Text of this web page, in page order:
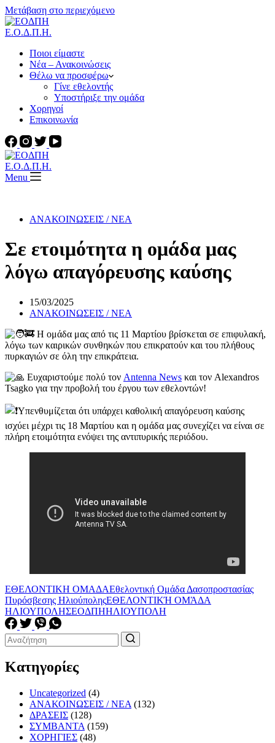
Μετάβαση στο περιεχόμενο
Ε.Ο.Δ.Π.Η.
Ποιοι είμαστε
Νέα – Ανακοινώσεις
Θέλω να προσφέρω
Γίνε εθελοντής
Υποστήριξε την ομάδα
Χορηγοί
Επικοινωνία
Ε.Ο.Δ.Π.Η.
Menu
ΑΝΑΚΟΙΝΩΣΕΙΣ / ΝΕΑ
Σε ετοιμότητα η ομάδα μας
λόγω απαγόρευσης καύσης
15/03/2025
ΑΝΑΚΟΙΝΩΣΕΙΣ / ΝΕΑ
Η ομάδα μας από τις 11 Μαρτίου βρίσκεται σε επιφυλακή,
λόγω των καιρικών συνθηκών που επικρατούν και του πλήθους
πυρκαγιών σε όλη την επικράτεια.
Ευχαριστούμε πολύ τον Antenna News και τον Alexandros
Tsagko για την προβολή του έργου των εθελοντών!
Υπενθυμίζεται ότι υπάρχει καθολική απαγόρευση καύσης
ισχύει μέχρι τις 18 Μαρτίου και η ομάδα μας συνεχίζει να είναι σε
πλήρη ετοιμότητα ενόψει της αντιπυρικής περιόδου.
ΕΘΕΛΟΝΤΙΚΗ ΟΜΑΔΑΕθελοντική Ομάδα Δασοπροστασίας
Πυρόσβεσης ΗλιούποληςΕΘΕΛΟΝΤΙΚΉ ΟΜΆΔΑ
ΗΛΙΟΥΠΟΛΗΣΕΟΔΠΗΗΛΙΟΥΠΟΛΗ
Κατηγορίες
Uncategorized (4)
ΑΝΑΚΟΙΝΩΣΕΙΣ / ΝΕΑ (132)
ΔΡΑΣΕΙΣ (128)
ΣΥΜΒΑΝΤΑ (159)
ΧΟΡΗΓΙΕΣ (48)